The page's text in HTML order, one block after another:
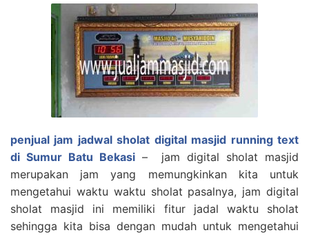
penjual jam jadwal sholat digital masjid running text
di Sumur Batu Bekasi – jam digital sholat masjid
merupakan jam yang memungkinkan kita untuk
mengetahui waktu waktu sholat pasalnya, jam digital
sholat masjid ini memiliki fitur jadal waktu sholat
sehingga kita bisa dengan mudah untuk mengetahui